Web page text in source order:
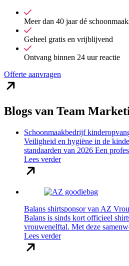
Meer dan 40 jaar dé
Geheel gratis en vrijblijvend
Ontvang binnen 24 uur reactie
Offerte aanvragen
Blogs van Team
Schoonmaakbedrijf
Veiligheid en hygiëne in de
standaarden van 2026 Een
Lees verder
Balans shirtsponsor van AZ
Balans is sinds kort officieel
vrouwenelftal. Met deze
Lees verder